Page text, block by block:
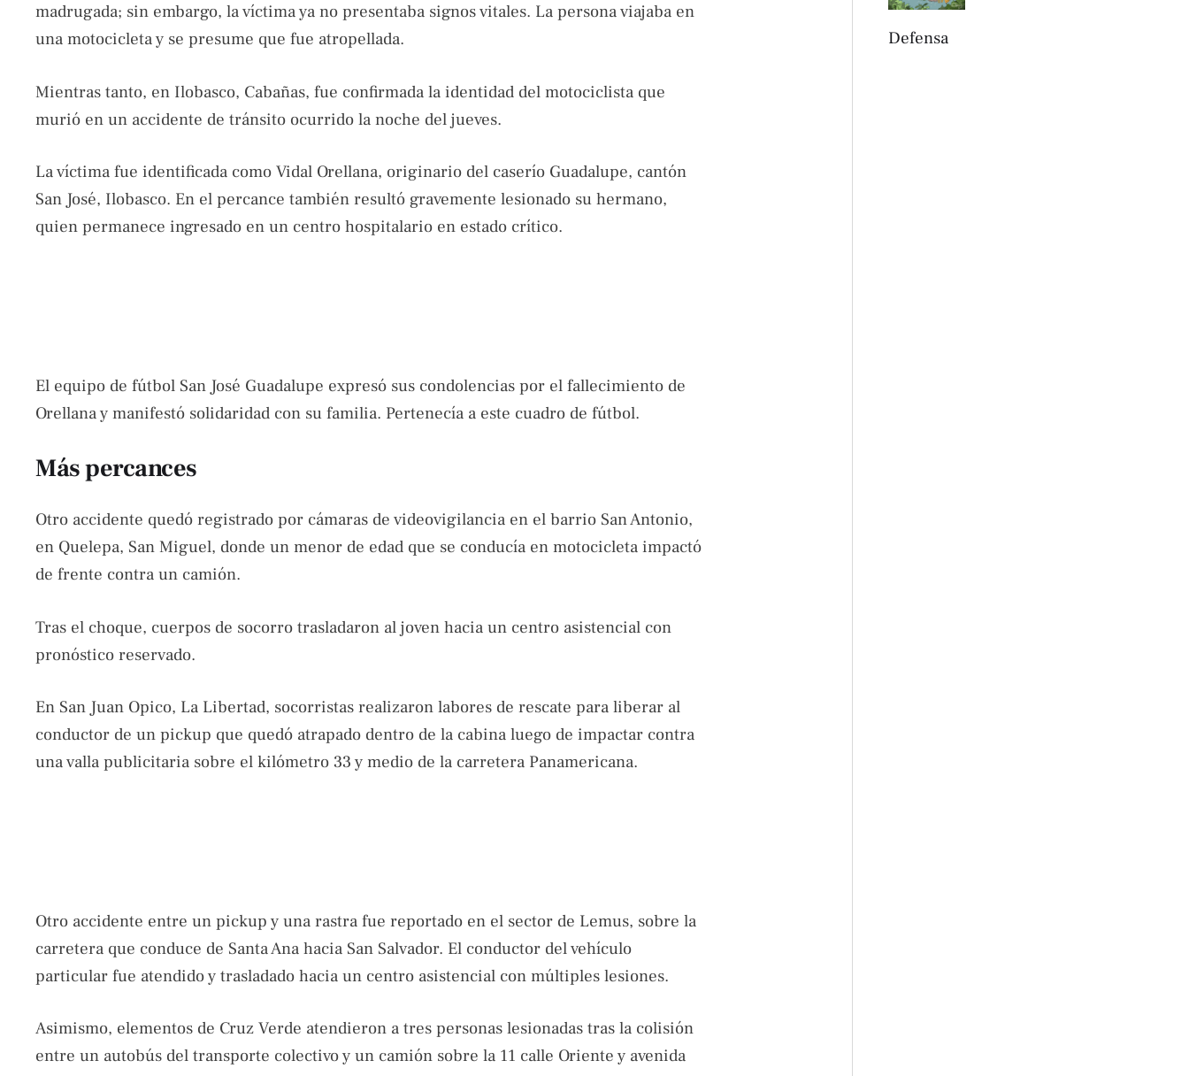
madrugada; sin embargo, la víctima ya no presentaba signos vitales. La persona viajaba en
una motocicleta y se presume que fue atropellada.
Mientras tanto, en Ilobasco, Cabañas, fue confirmada la identidad del motociclista que
murió en un accidente de tránsito ocurrido la noche del jueves.
La víctima fue identificada como Vidal Orellana, originario del caserío Guadalupe, cantón
San José, Ilobasco. En el percance también resultó gravemente lesionado su hermano,
quien permanece ingresado en un centro hospitalario en estado crítico.
El equipo de fútbol San José Guadalupe expresó sus condolencias por el fallecimiento de
Orellana y manifestó solidaridad con su familia. Pertenecía a este cuadro de fútbol.
Más percances
Otro accidente quedó registrado por cámaras de videovigilancia en el barrio San Antonio,
en Quelepa, San Miguel, donde un menor de edad que se conducía en motocicleta impactó
de frente contra un camión.
Tras el choque, cuerpos de socorro trasladaron al joven hacia un centro asistencial con
pronóstico reservado.
En San Juan Opico, La Libertad, socorristas realizaron labores de rescate para liberar al
conductor de un pickup que quedó atrapado dentro de la cabina luego de impactar contra
una valla publicitaria sobre el kilómetro 33 y medio de la carretera Panamericana.
Otro accidente entre un pickup y una rastra fue reportado en el sector de Lemus, sobre la
carretera que conduce de Santa Ana hacia San Salvador. El conductor del vehículo
particular fue atendido y trasladado hacia un centro asistencial con múltiples lesiones.
Asimismo, elementos de Cruz Verde atendieron a tres personas lesionadas tras la colisión
entre un autobús del transporte colectivo y un camión sobre la 11 calle Oriente y avenida
Defensa